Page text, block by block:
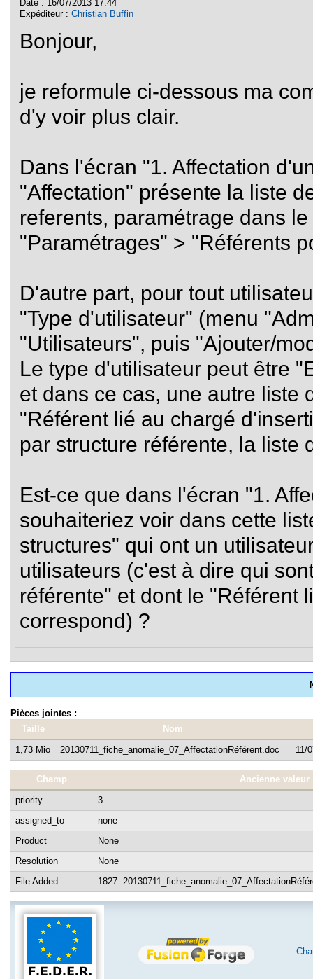
Date : 16/07/2013 17:44
Expéditeur : Christian Buffin
Bonjour,
je reformule ci-dessous ma
d'y voir plus clair.
Dans l'écran "1. Affectation
"Affectation" présente la liste
referents, paramétrage dans
"Paramétrages" > "Référents
D'autre part, pour tout
"Type d'utilisateur" (menu
"Utilisateurs", puis "Ajouter/
Le type d'utilisateur peut être
et dans ce cas, une autre liste
"Référent lié au chargé
par structure référente, la liste
Est-ce que dans l'écran "1.
souhaiteriez voir dans cette
structures" qui ont un
utilisateurs (c'est à dire qui
référente" et dont le "Référent
correspond) ?
Pièces jointes :
Taille
Nom
1,73 Mio
20130711_fiche_anomalie_07_AffectationRéférent.doc 11/
Champ
Ancienne valeur
priority
3
assigned_to
none
Product
None
Resolution
None
File Added
1827: